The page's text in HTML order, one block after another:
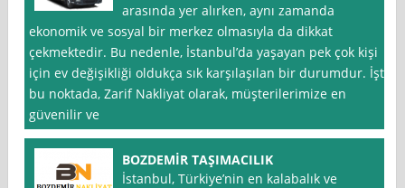
arasında yer alırken, aynı zamanda
ekonomik ve sosyal bir merkez olmasıyla da dikkat
çekmektedir. Bu nedenle, İstanbul’da yaşayan pek çok kişi
için ev değişikliği oldukça sık karşılaşılan bir durumdur. İşte
bu noktada, Zarif Nakliyat olarak, müşterilerimize en
güvenilir ve
BOZDEMİR TAŞIMACILIK
İstanbul, Türkiye’nin en kalabalık ve